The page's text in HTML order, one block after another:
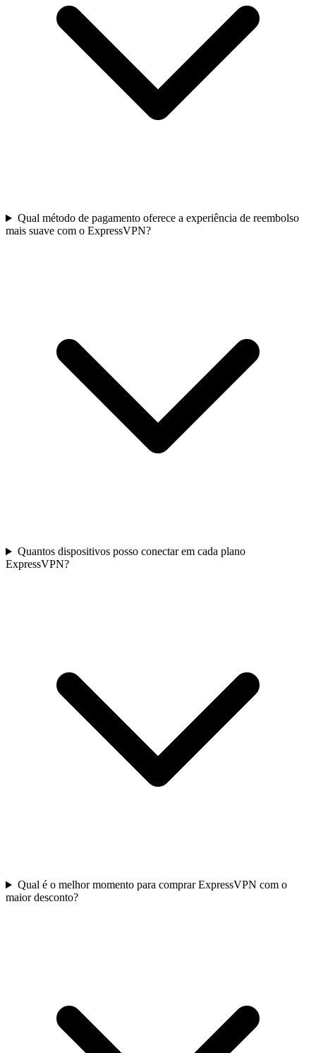
Qual método de pagamento oferece a experiência de reembolso
mais suave com o ExpressVPN?
Quantos dispositivos posso conectar em cada plano
ExpressVPN?
Qual é o melhor momento para comprar ExpressVPN com o
maior desconto?